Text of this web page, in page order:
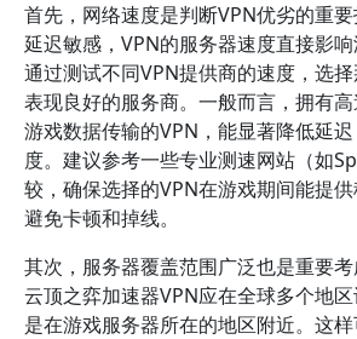
首先，网络速度是判断VPN优劣的重
延迟敏感，VPN的服务器速度直接影
通过测试不同VPN提供商的速度，选
表现良好的服务商。一般而言，拥有
游戏数据传输的VPN，能显著降低延
度。建议参考一些专业测速网站（如
较，确保选择的VPN在游戏期间能提供
避免卡顿和掉线。
其次，服务器覆盖范围广泛也是重要
云顶之弈加速器VPN应在全球多个地
是在游戏服务器所在的地区附近。这